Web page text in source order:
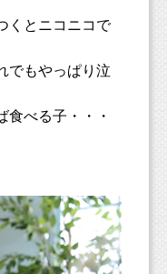
くとニコニコで
でもやっぱり泣
食べる子・・・